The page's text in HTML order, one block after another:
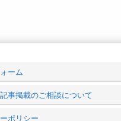
ーム
事掲載のご相談について
ポリシー